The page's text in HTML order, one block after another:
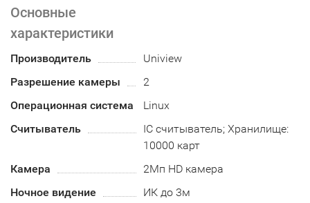
Основные
характеристики
Производитель
Uniview
Разрешение камеры
2
Операционная система
Linux
Считыватель
IC считыватель; Хранилище:
10000 карт
Камера
2Мп HD камера
Ночное видение
ИК до 3м